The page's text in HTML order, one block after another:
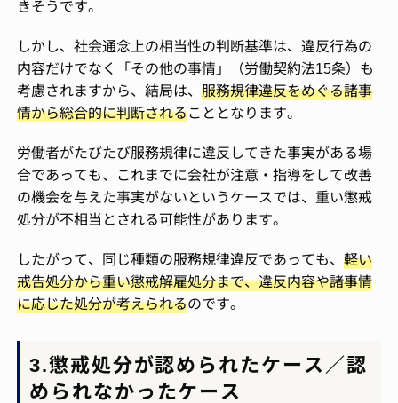
きそうです。
しかし、社会通念上の相当性の判断基準は、違反行為の
内容だけでなく「その他の事情」（労働契約法15条）も
考慮されますから、結局は、服務規律違反をめぐる諸事
情から総合的に判断されることとなります。
労働者がたびたび服務規律に違反してきた事実がある場
合であっても、これまでに会社が注意・指導をして改善
の機会を与えた事実がないというケースでは、重い懲戒
処分が不相当とされる可能性があります。
したがって、同じ種類の服務規律違反であっても、軽い
戒告処分から重い懲戒解雇処分まで、違反内容や諸事情
に応じた処分が考えられるのです。
3.懲戒処分が認められたケース／認
められなかったケース